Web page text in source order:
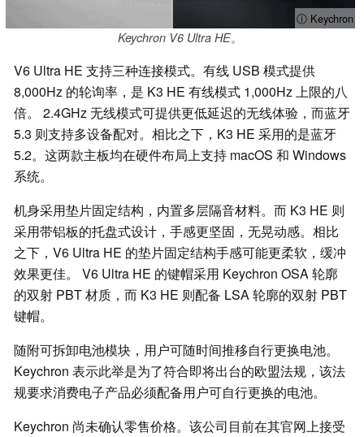
ⓘ Keychron
Keychron V6 Ultra HE。
V6 Ultra HE 支持三种连接模式。有线 USB 模式提供
8,000Hz 的轮询率，是 K3 HE 有线模式 1,000Hz 上限的八
倍。 2.4GHz 无线模式可提供更低延迟的无线体验，而蓝牙
5.3 则支持多设备配对。相比之下，K3 HE 采用的是蓝牙
5.2。这两款主板均在硬件布局上支持 macOS 和 Windows
系统。
机身采用垫片固定结构，内置多层隔音材料。而 K3 HE 则
采用带铝板的托盘式设计，手感更坚固，无晃动感。相比
之下，V6 Ultra HE 的垫片固定结构手感可能更柔软，缓冲
效果更佳。 V6 Ultra HE 的键帽采用 Keychron OSA 轮廓
的双射 PBT 材质，而 K3 HE 则配备 LSA 轮廓的双射 PBT
键帽。
随附可拆卸电池模块，用户可随时间推移自行更换电池。
Keychron 表示此举是为了符合即将出台的欧盟法规，该法
规要求消费电子产品必须配备用户可自行更换的电池。
Keychron 尚未确认零售价格。该公司目前在其官网上接受